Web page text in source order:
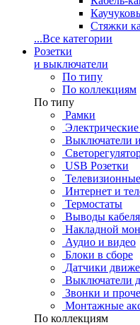
Стяжки
...Все категории
Розетки
и выключатели
По типу
По коллекциям
По типу
Рамки
Электрические
Выключатели
USB Розетки
Интернет и
Термостаты
Выводы
Накладной
Аудио и видео
Блоки в сборе
Датчики
Выключатели
Звонки и
Монтажные
По коллекциям